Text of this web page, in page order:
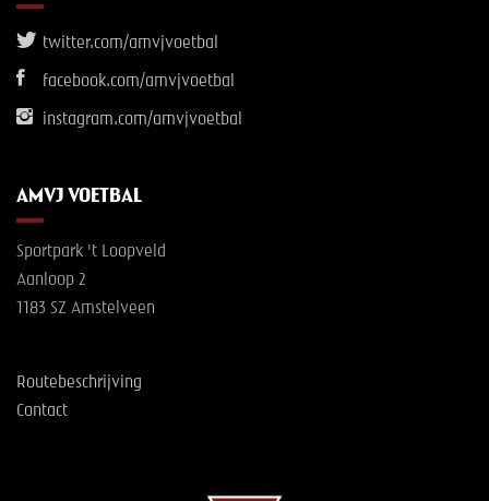
twitter.com/amvjvoetbal
facebook.com/amvjvoetbal
instagram.com/amvjvoetbal
AMVJ VOETBAL
Sportpark 't Loopveld
Aanloop 2
1183 SZ Amstelveen
Routebeschrijving
Contact